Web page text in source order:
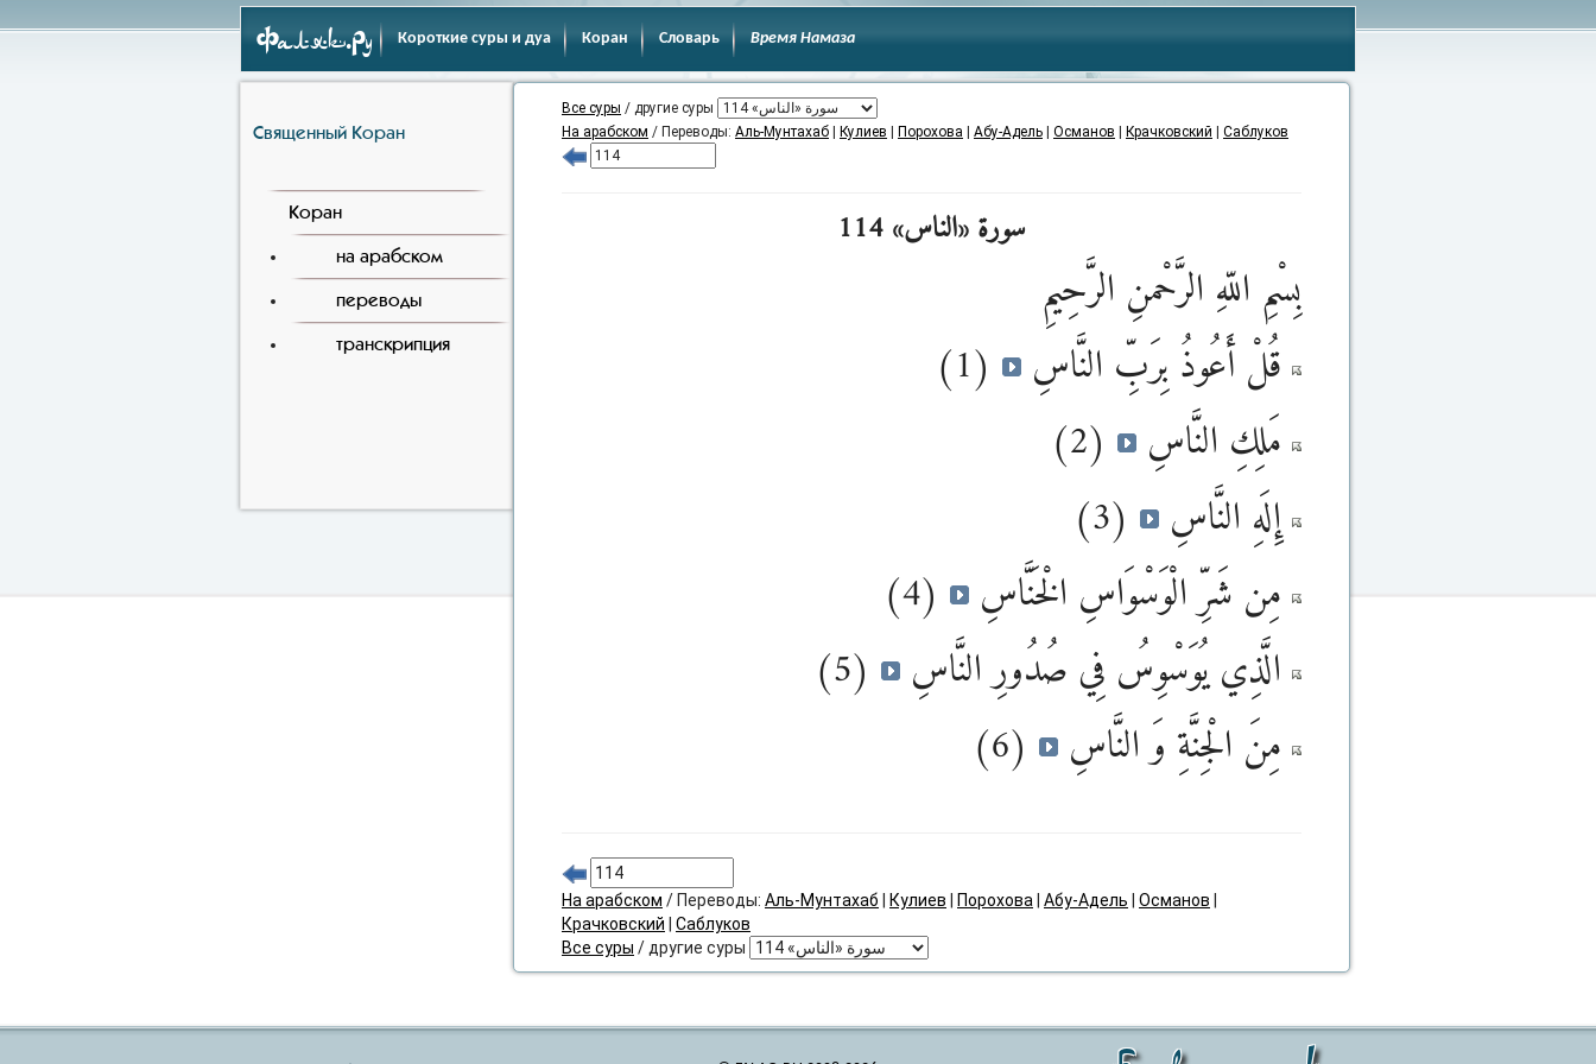
Фаляк.Ру Короткие суры и дуа Коран Словарь Время Намаза
Священный Коран
Коран
на арабском
переводы
транскрипция
Все суры / другие суры
На арабском / Переводы: Аль-Мунтахаб Кулиев Порохова Абу-Адель Османов Крачковский Саблуков
سورة «الناس» 114
بِسْمِ اللّهِ الرَّحْمنِ الرَّحِيمِ
قُلْ أَعُوذُ بِرَبِّ النَّاسِ
(1)
مَلِكِ النَّاسِ
(2)
إِلَهِ النَّاسِ
(3)
مِن شَرِّ الْوَسْوَاسِ الْخَنَّاسِ
(4)
الَّذِي يُوَسْوِسُ فِي صُدُورِ النَّاسِ
(5)
مِنَ الْجِنَّةِ وَ النَّاسِ
(6)
На арабском / Переводы: Аль-Мунтахаб Кулиев Порохова Абу-Адель Османов
Крачковский
Саблуков
Все суры / другие суры